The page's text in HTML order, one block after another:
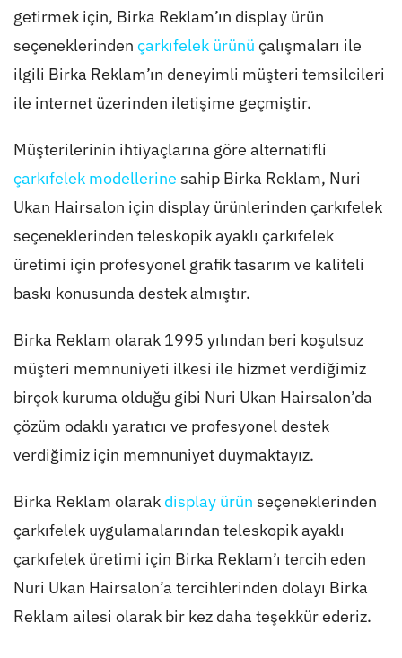
getirmek için, Birka Reklam’ın display ürün
seçeneklerinden çarkıfelek ürünü çalışmaları ile
ilgili Birka Reklam’ın deneyimli müşteri temsilcileri
ile internet üzerinden iletişime geçmiştir.
Müşterilerinin ihtiyaçlarına göre alternatifli
çarkıfelek modellerine sahip Birka Reklam, Nuri
Ukan Hairsalon için display ürünlerinden çarkıfelek
seçeneklerinden teleskopik ayaklı çarkıfelek
üretimi için profesyonel grafik tasarım ve kaliteli
baskı konusunda destek almıştır.
Birka Reklam olarak 1995 yılından beri koşulsuz
müşteri memnuniyeti ilkesi ile hizmet verdiğimiz
birçok kuruma olduğu gibi Nuri Ukan Hairsalon’da
çözüm odaklı yaratıcı ve profesyonel destek
verdiğimiz için memnuniyet duymaktayız.
Birka Reklam olarak display ürün seçeneklerinden
çarkıfelek uygulamalarından teleskopik ayaklı
çarkıfelek üretimi için Birka Reklam’ı tercih eden
Nuri Ukan Hairsalon’a tercihlerinden dolayı Birka
Reklam ailesi olarak bir kez daha teşekkür ederiz.